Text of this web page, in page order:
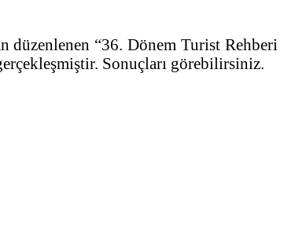
düzenlenen “36. Dönem Turist Rehberi
Sonuçları görebilirsiniz.